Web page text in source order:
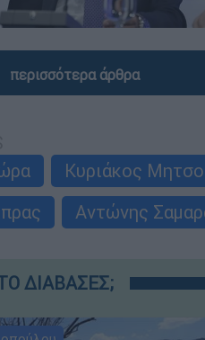
περισσότερα άρθρα
Κυριάκος
Αντώνης
ΔΙΑΒΑΣΕΣ;